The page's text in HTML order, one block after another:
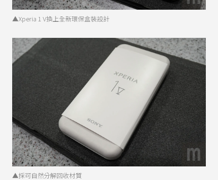
▲Xperia 1 V換上全新環保盒裝設計
▲採可自然分解回收材質